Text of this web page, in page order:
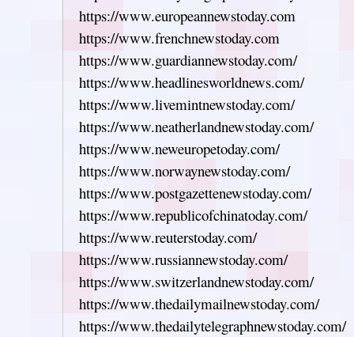
https://www.europeannewstoday.com
https://www.frenchnewstoday.com
https://www.guardiannewstoday.com/
https://www.headlinesworldnews.com/
https://www.livemintnewstoday.com/
https://www.neatherlandnewstoday.com/
https://www.neweuropetoday.com/
https://www.norwaynewstoday.com/
https://www.postgazettenewstoday.com/
https://www.republicofchinatoday.com/
https://www.reuterstoday.com/
https://www.russiannewstoday.com/
https://www.switzerlandnewstoday.com/
https://www.thedailymailnewstoday.com/
https://www.thedailytelegraphnewstoday.com/